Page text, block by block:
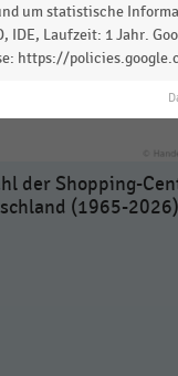
der Shopping-
(1965-2026)
um statistische
IDE, Laufzeit: 1 Jahr.
https://